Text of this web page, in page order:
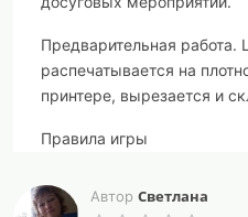
Предварительная работа.
распечатывается на
принтере, вырезается и
Правила игры
Каждый игрок поочередно
придумывает
Автор Светлана